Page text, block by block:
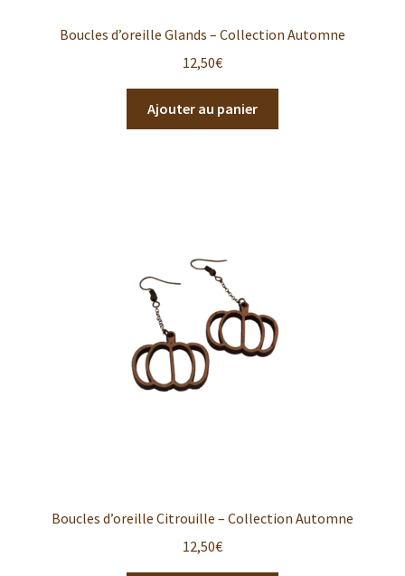
Boucles d’oreille Glands – Collection Automne
12,50€
Ajouter au panier
Boucles d’oreille Citrouille – Collection Automne
12,50€